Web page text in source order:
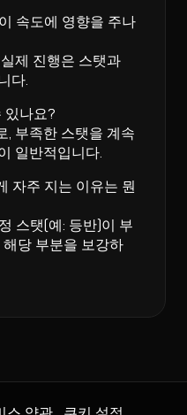
속도에 영향을 주나
제 진행은 스탯과
다.
있나요?
, 부족한 스탯을 계속
일반적입니다.
자주 지는 이유는 뭔
스탯(예: 등반)이 부
당 부분을 보강하